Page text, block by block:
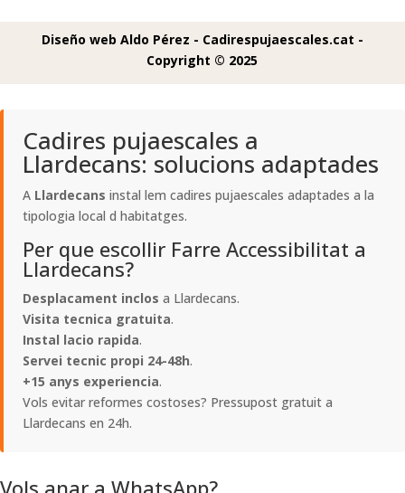
Diseño web Aldo Pérez - Cadirespujaescales.cat -
Copyright © 2025
Cadires pujaescales a
Llardecans: solucions adaptades
A Llardecans instal lem cadires pujaescales adaptades a la
tipologia local d habitatges.
Per que escollir Farre Accessibilitat a
Llardecans?
Desplacament inclos a Llardecans.
Visita tecnica gratuita.
Instal lacio rapida.
Servei tecnic propi 24-48h.
+15 anys experiencia.
Vols evitar reformes costoses? Pressupost gratuit a
Llardecans en 24h.